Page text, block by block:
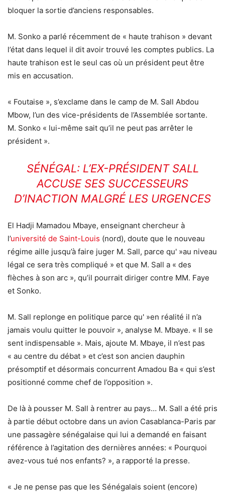
bloquer la sortie d’anciens responsables.
M. Sonko a parlé récemment de « haute trahison » devant
l’état dans lequel il dit avoir trouvé les comptes publics. La
haute trahison est le seul cas où un président peut être
mis en accusation.
« Foutaise », s’exclame dans le camp de M. Sall Abdou
Mbow, l’un des vice-présidents de l’Assemblée sortante.
M. Sonko « lui-même sait qu’il ne peut pas arrêter le
président ».
SÉNÉGAL: L’EX-PRÉSIDENT SALL
ACCUSE SES SUCCESSEURS
D’INACTION MALGRÉ LES URGENCES
El Hadji Mamadou Mbaye, enseignant chercheur à
l’université de Saint-Louis (nord), doute que le nouveau
régime aille jusqu’à faire juger M. Sall, parce qu' »au niveau
légal ce sera très compliqué » et que M. Sall a « des
flèches à son arc », qu’il pourrait diriger contre MM. Faye
et Sonko.
M. Sall replonge en politique parce qu' »en réalité il n’a
jamais voulu quitter le pouvoir », analyse M. Mbaye. « Il se
sent indispensable ». Mais, ajoute M. Mbaye, il n’est pas
« au centre du débat » et c’est son ancien dauphin
présomptif et désormais concurrent Amadou Ba « qui s’est
positionné comme chef de l’opposition ».
De là à pousser M. Sall à rentrer au pays… M. Sall a été pris
à partie début octobre dans un avion Casablanca-Paris par
une passagère sénégalaise qui lui a demandé en faisant
référence à l’agitation des dernières années: « Pourquoi
avez-vous tué nos enfants? », a rapporté la presse.
« Je ne pense pas que les Sénégalais soient (encore)